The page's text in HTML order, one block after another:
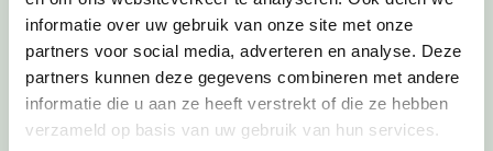
informatie over uw gebruik van onze site met onze
partners voor social media, adverteren en analyse. Deze
partners kunnen deze gegevens combineren met andere
informatie die u aan ze heeft verstrekt of die ze hebben
verzameld op basis van uw gebruik van hun services.